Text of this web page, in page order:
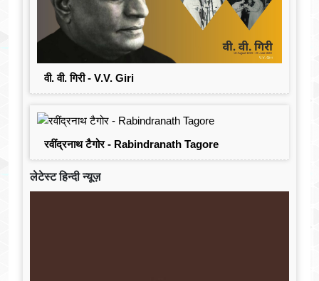
वी. वी. गिरी - V.V. Giri
रवींद्रनाथ टैगोर - Rabindranath Tagore
लेटेस्ट हिन्दी न्यूज़